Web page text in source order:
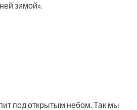
зимой».
под открытым небом. Так мы